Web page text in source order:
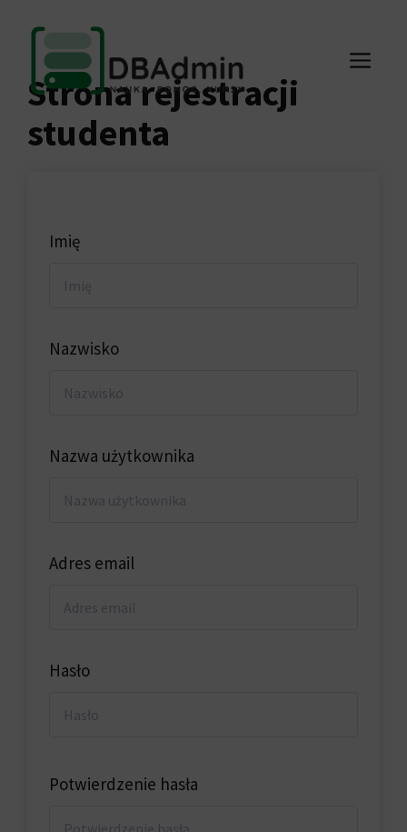
Strona rejestracji
studenta
Imię
Nazwisko
Nazwa użytkownika
Adres email
Hasło
Potwierdzenie hasła